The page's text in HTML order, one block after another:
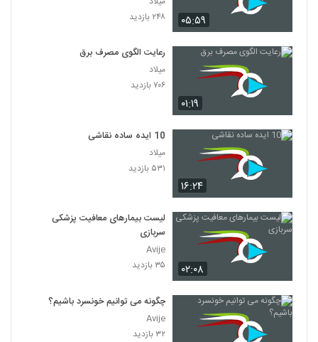
۰۵:۵۹
۲۴۸ بازدید
۰۱:۱۹
رعایت الگوی مصرف برق
میلاد
۷۰۶ بازدید
۱۶:۲۴
10 ایده ساده نقاشی
میلاد
۵۳۱ بازدید
۰۲:۰۸
لیست بیمارهای معافیت پزشکی
سربازی
Avije
۳۵ بازدید
چگونه می توانیم خونسرد باشیم؟
Avije
۳۲ بازدید